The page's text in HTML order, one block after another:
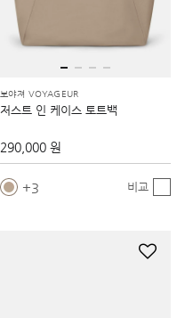
보야져 VOYAGEUR
저스트 인 케이스 토트백
290,000 원
3 비교